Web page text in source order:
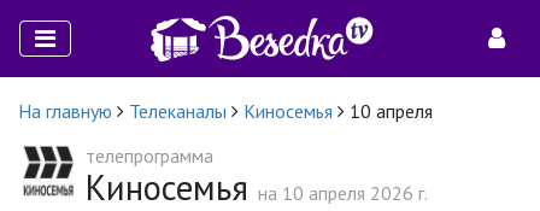
На главную Телеканалы Киносемья
10 апреля
телепрограмма
Киносемья на 10 апреля 2026 г.